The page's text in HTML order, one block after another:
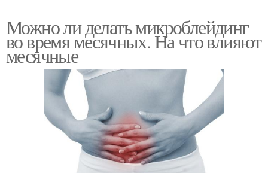
Можно ли делать микроблейдинг
во время месячных. На что влияют
месячные